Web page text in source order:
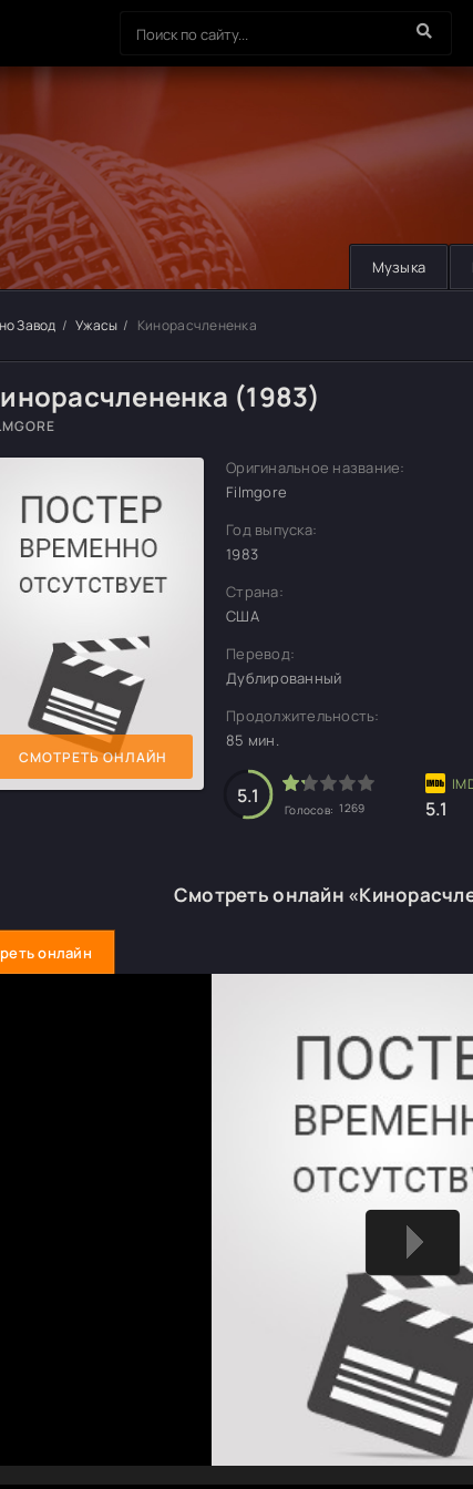
Музыка
Завод Ужасы Кинорасчлененка
(1983)
СМОТРЕТЬ ОНЛАЙН
Оригинальное название:
Filmgore
Год выпуска:
1983
Страна:
США
Перевод:
Дублированный
Продолжительность:
85 мин.
5.1
Голосов: 1269 5.1
Смотреть онлайн
онлайн